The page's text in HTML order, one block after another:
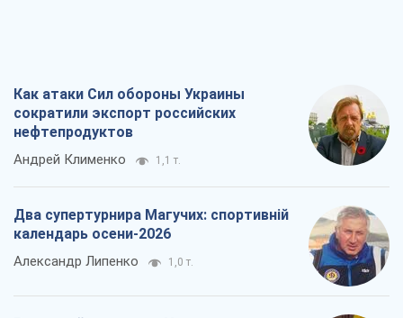
Как атаки Сил обороны Украины
сократили экспорт российских
нефтепродуктов
Андрей Клименко 1,1 т.
Два супертурнира Магучих: спортивній
календарь осени-2026
Александр Липенко 1,0 т.